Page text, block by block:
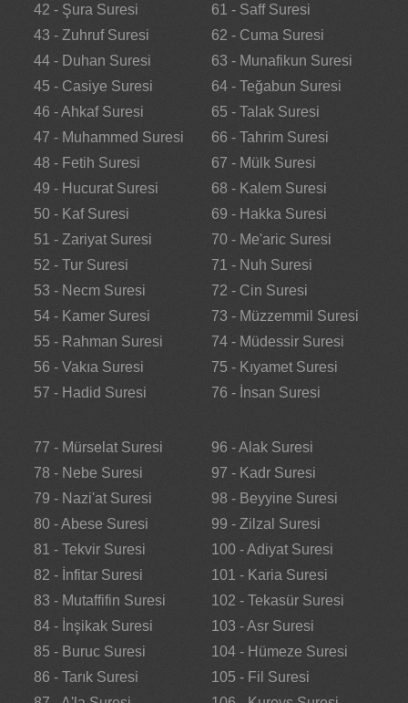
42 - Şura Suresi
43 - Zuhruf Suresi
44 - Duhan Suresi
45 - Casiye Suresi
46 - Ahkaf Suresi
47 - Muhammed Suresi
48 - Fetih Suresi
49 - Hucurat Suresi
50 - Kaf Suresi
51 - Zariyat Suresi
52 - Tur Suresi
53 - Necm Suresi
54 - Kamer Suresi
55 - Rahman Suresi
56 - Vakıa Suresi
57 - Hadid Suresi
61 - Saff Suresi
62 - Cuma Suresi
63 - Munafikun Suresi
64 - Teğabun Suresi
65 - Talak Suresi
66 - Tahrim Suresi
67 - Mülk Suresi
68 - Kalem Suresi
69 - Hakka Suresi
70 - Me'aric Suresi
71 - Nuh Suresi
72 - Cin Suresi
73 - Müzzemmil Suresi
74 - Müdessir Suresi
75 - Kıyamet Suresi
76 - İnsan Suresi
77 - Mürselat Suresi
78 - Nebe Suresi
79 - Nazi'at Suresi
80 - Abese Suresi
81 - Tekvir Suresi
82 - İnfitar Suresi
83 - Mutaffifin Suresi
84 - İnşikak Suresi
85 - Buruc Suresi
86 - Tarık Suresi
96 - Alak Suresi
97 - Kadr Suresi
98 - Beyyine Suresi
99 - Zilzal Suresi
100 - Adiyat Suresi
101 - Karia Suresi
102 - Tekasür Suresi
103 - Asr Suresi
104 - Hümeze Suresi
105 - Fil Suresi